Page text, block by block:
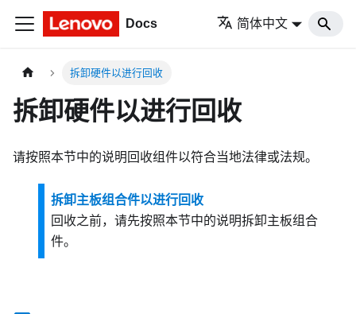
Docs 简体中文
拆卸硬件以进行回收
拆卸硬件以进行回收
请按照本节中的说明回收组件以符合当地法律或法规。
拆卸主板组合件以进行回收
回收之前，请先按照本节中的说明拆卸主板组合
件。